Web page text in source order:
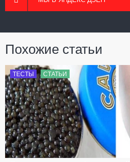
Похожие статьи
ТЕСТЫ СТАТЬИ